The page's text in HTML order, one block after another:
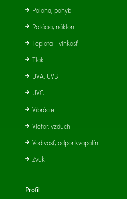
Poloha, pohyb
Rotácia, náklon
Teplota - vlhkosť
Tlak
UVA, UVB
UVC
Vibrácie
Vietor, vzduch
Vodivosť, odpor kvapalín
Zvuk
Profil